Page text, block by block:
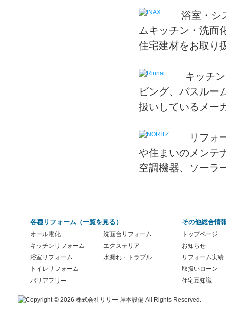
浴室・シ
ムキッチン・洗面
住宅建材をお取り
キッチ
ビング、バスルー
扱いしているメー
リフォ
や住まいのメンテ
空調機器、ソーラ
各種リフォーム（一覧を見る ）
オール電化
キッチンリフォーム
浴室リフォーム
トイレリフォーム
バリアフリー
洗面台リフォーム
エクステリア
水漏れ・トラブル
その他総合情
トップページ
お知らせ
リフォーム実績
取扱いローン
住宅豆知識